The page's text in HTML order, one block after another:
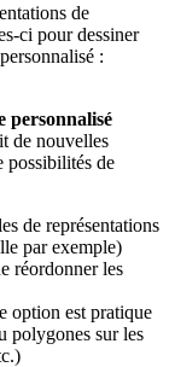
de
ci pour dessiner
:
personnalisé
de nouvelles
possibilités de
de représentations
par exemple)
réordonner les
option est pratique
polygones sur les